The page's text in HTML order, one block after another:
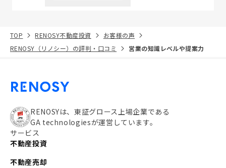
TOP RENOSY不動産投資
お客様の声
RENOSY（リノシー）の評判・口コミ
営業の知識レベルや提案力
RENOSYは、東証グロース上場企業である
GA technologiesが運営しています。
サービス
不動産投資
不動産売却